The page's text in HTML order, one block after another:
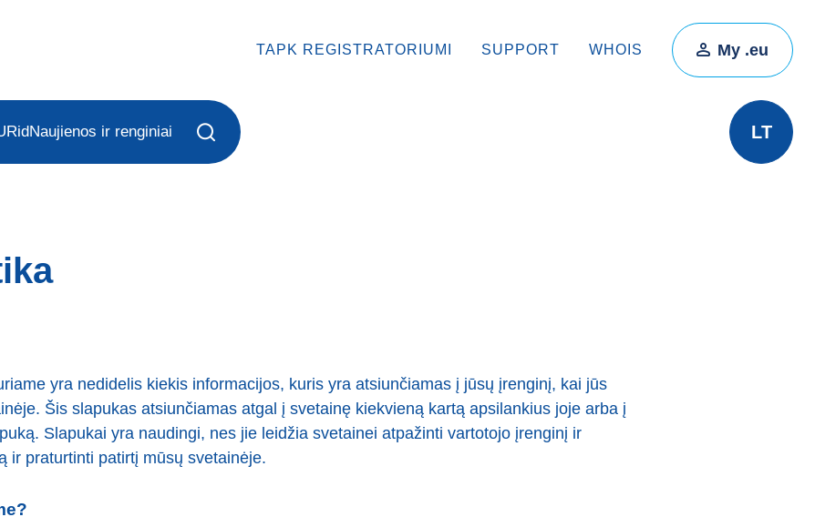
TAPK REGISTRATORIUMI SUPPORT WHOIS My .eu
Naujienos ir renginiai LT
yra nedidelis kiekis informacijos, kuris yra atsiunčiamas į jūsų įrenginį, kai jūs
Šis slapukas atsiunčiamas atgal į svetainę kiekvieną kartą apsilankius joje arba į
Slapukai yra naudingi, nes jie leidžia svetainei atpažinti vartotojo įrenginį ir
ir praturtinti patirtį mūsų svetainėje.